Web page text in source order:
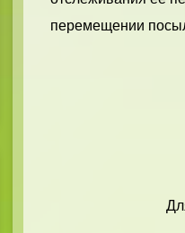
перемещении